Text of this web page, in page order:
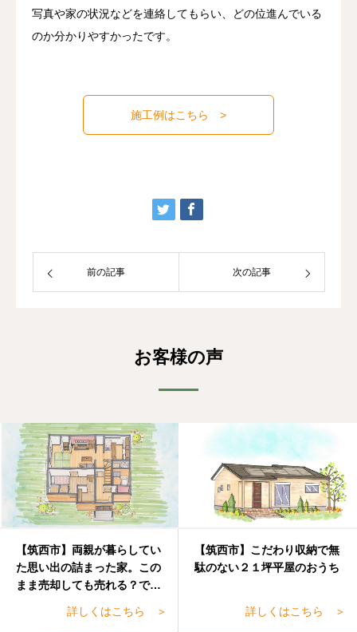
写真や家の状況などを連絡してもらい、どの位進んでいる
のか分かりやすかったです。
施工例はこちら >
前の記事 次の記事
お客様の声
【筑西市】両親が暮らしてい
た思い出の詰まった家。この
まま売却しても売れる？でも
詳しくはこちら ＞
【筑西市】こだわり収納で無
駄のない２１坪平屋のおうち
詳しくはこちら ＞